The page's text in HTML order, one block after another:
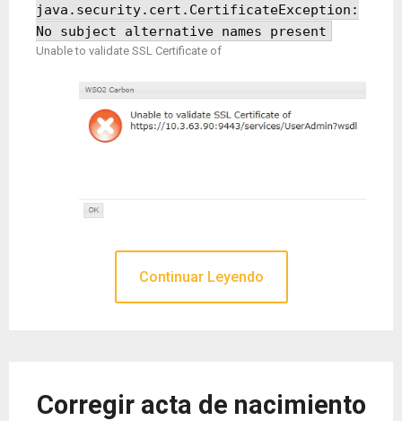
java.security.cert.CertificateException:
No subject alternative names present
Unable to validate SSL Certificate of
Continuar Leyendo
Corregir acta de nacimiento